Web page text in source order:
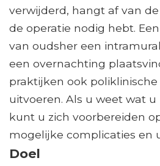
verwijderd, hangt af van
de operatie nodig hebt.
van oudsher een
een overnachting
praktijken ook poliklinische
uitvoeren. Als u weet wat
kunt u zich voorbereiden
mogelijke complicaties en
Doel